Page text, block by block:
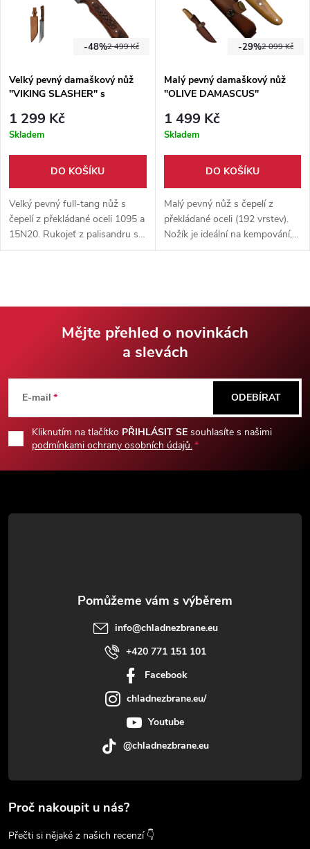
2 499 Kč
-48%
Velký pevný damaškový nůž
"VIKING SLASHER" s
1 299 Kč
Skladem
DO KOŠÍKU
Velký pevný full-tang nůž s
čepelí z překládané oceli 1095 a
15N20. Rukojeť z palisandru s
vygravírovanými vikingskými
2 099 Kč
-29%
Malý pevný damaškový nůž
"OLIVE DAMASCUS"
1 499 Kč
Skladem
DO KOŠÍKU
Malý pevný nůž s čepelí z
překládané oceli (192 vrstev).
Nožík je ideální na kempování,
na tůry či případně do lesa jako
p
a
Mějte přehled o novinkách
a slevách
E-mail
Kliknutím na tlačítko PŘIHLÁSIT SE souhlasíte s našimi
podmínkami ochrany osobních údajů.
ODEBÍRAT
info@chladnezbrane.eu
+420 771 151 101
Facebook
chladnezbrane.eu/
Youtube
@chladnezbrane.eu
Proč nakoupit u nás?
Přečti si nějaké z našich recenzí 👇